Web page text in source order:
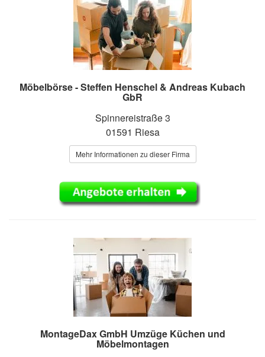
Möbelbörse - Steffen Henschel & Andreas Kubach
GbR
Spinnereistraße 3
01591 Riesa
Mehr Informationen zu dieser Firma
MontageDax GmbH Umzüge Küchen und
Möbelmontagen